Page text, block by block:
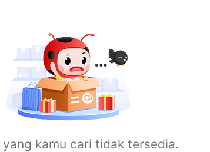
yang kamu cari tidak tersedia.